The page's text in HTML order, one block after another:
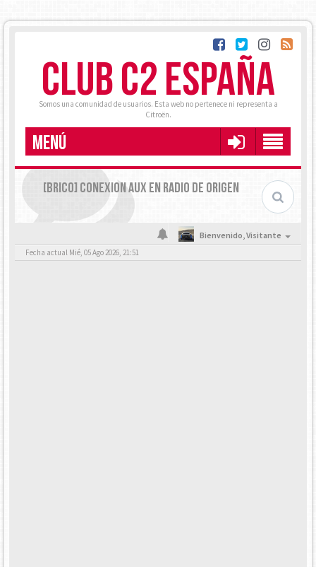
CLUB C2 ESPAÑA
Somos una comunidad de usuarios. Esta web no pertenece ni representa a
Citroën.
MENÚ
[BRICO] CONEXION AUX EN RADIO DE ORIGEN
Bienvenido,Visitante
Fecha actual Mié, 05 Ago 2026, 21:51